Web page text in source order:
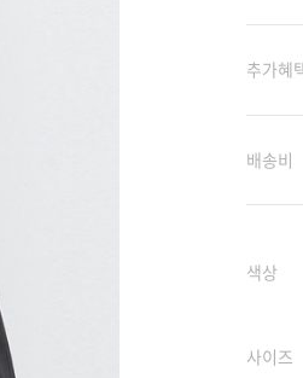
추가혜
배송비
색상
사이즈